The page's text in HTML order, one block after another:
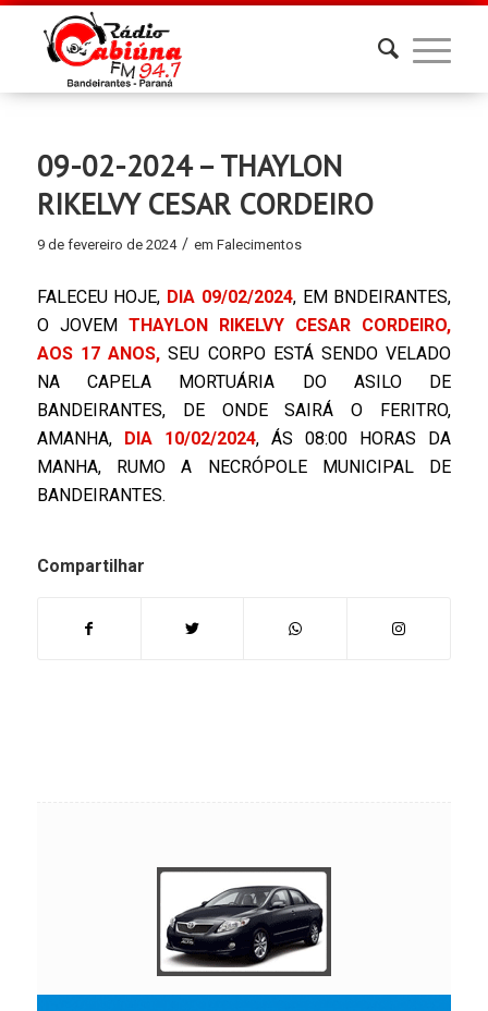
09-02-2024 – THAYLON
RIKELVY CESAR CORDEIRO
9 de fevereiro de 2024 / em Falecimentos
FALECEU HOJE, DIA 09/02/2024, EM BNDEIRANTES,
O JOVEM THAYLON RIKELVY CESAR CORDEIRO,
AOS 17 ANOS,SEU CORPO ESTÁ SENDO VELADO
NA CAPELA MORTUÁRIA DO ASILO DE
BANDEIRANTES, DE ONDE SAIRÁ O FERITRO,
AMANHA, DIA 10/02/2024, ÁS 08:00 HORAS DA
MANHA, RUMO A NECRÓPOLE MUNICIPAL DE
BANDEIRANTES.
Compartilhar